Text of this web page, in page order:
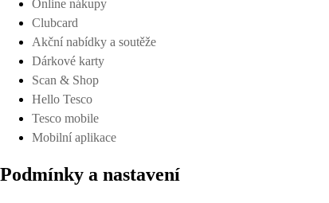
Online nákupy
Clubcard
Akční nabídky a soutěže
Dárkové karty
Scan & Shop
Hello Tesco
Tesco mobile
Mobilní aplikace
Podmínky a nastavení